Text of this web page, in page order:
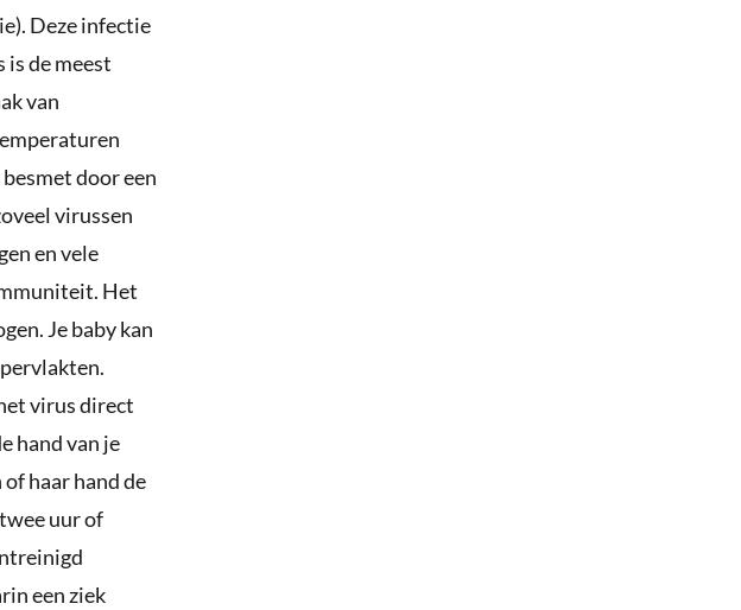
Deze infectie
de meest
van
door een
virussen
en vele
Het
Je baby kan
virus direct
hand van je
haar hand de
uur of
een ziek